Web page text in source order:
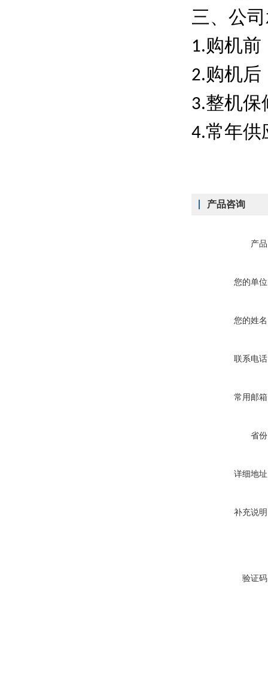
三、 公
1.购机前
2.购机后
3.整机保
4.常年供
产品咨询
产
您的单
您的姓
联系电
常用邮
省
详细地
补充说
验证